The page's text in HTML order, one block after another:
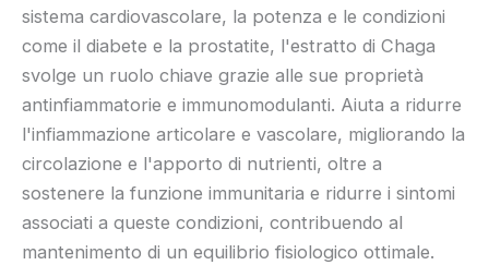
sistema cardiovascolare, la potenza e le condizioni
come il diabete e la prostatite, l'estratto di Chaga
svolge un ruolo chiave grazie alle sue proprietà
antinfiammatorie e immunomodulanti. Aiuta a ridurre
l'infiammazione articolare e vascolare, migliorando la
circolazione e l'apporto di nutrienti, oltre a
sostenere la funzione immunitaria e ridurre i sintomi
associati a queste condizioni, contribuendo al
mantenimento di un equilibrio fisiologico ottimale.